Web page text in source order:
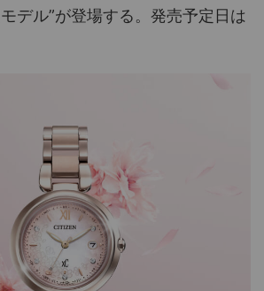
デル”が登場する。発売予定日は